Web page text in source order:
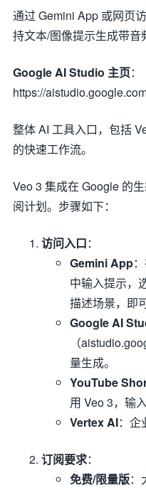
通过 Gemini App 或网页
持文本/图像提示生成带音
Google AI Studio 主页：
https://
整体 AI 工具入口，包括
的快速工作流。
Veo 3 集成在 Google 的
阅计划。步骤如下：
访问入口：
Gemini App
中输入提示，
描述场景，即
Google AI
（
量生成。
YouTube
用 Veo 3，输
Vertex AI：企
订阅要求：
免费/限量版：